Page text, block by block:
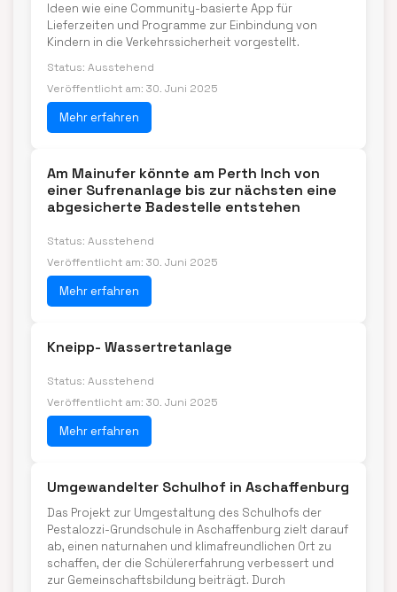
Ideen wie eine Community-basierte App für
Lieferzeiten und Programme zur Einbindung von
Kindern in die Verkehrssicherheit vorgestellt.
Status: Ausstehend
Veröffentlicht am: 30. Juni 2025
Mehr erfahren
Am Mainufer könnte am Perth Inch von
einer Sufrenanlage bis zur nächsten eine
abgesicherte Badestelle entstehen
Status: Ausstehend
Veröffentlicht am: 30. Juni 2025
Mehr erfahren
Kneipp- Wassertretanlage
Status: Ausstehend
Veröffentlicht am: 30. Juni 2025
Mehr erfahren
Umgewandelter Schulhof in Aschaffenburg
Das Projekt zur Umgestaltung des Schulhofs der
Pestalozzi-Grundschule in Aschaffenburg zielt darauf
ab, einen naturnahen und klimafreundlichen Ort zu
schaffen, der die Schülererfahrung verbessert und
zur Gemeinschaftsbildung beiträgt. Durch